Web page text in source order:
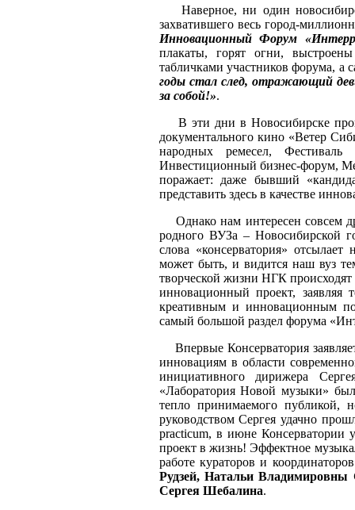
Наверное, ни один
захватившего весь город-
Инновационный Форум
плакаты, горят огни,
табличками участников форума, а
годы стал след, отражающий
за собой!».
В эти дни в Новосибирске
документального кино «Ветер
народных ремесел,
Инвестиционный бизнес-форум,
поражает: даже бывший
представить здесь в качестве
Однако нам интересен совсем
родного ВУЗа – Новосибирской
слова «консерватория»
может быть, и видится наш вуз
творческой жизни НГК
инновационный проект,
креативным и инновационным
самый большой раздел форума
Впервые Консерватория
инновациям в области
инициативного дирижера
«Лаборатория Новой музыки»
тепло принимаемого публикой,
руководством Сергея удачно
practicum, в июне Консерватории
проект в жизнь! Эффектное
работе кураторов и
Рудзей, Натальи
Сергея Шебалина.